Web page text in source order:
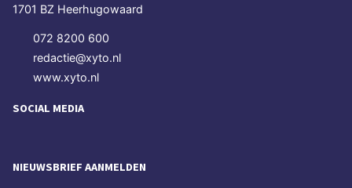
1701 BZ Heerhugowaard
072 8200 600
redactie@xyto.nl
www.xyto.nl
SOCIAL MEDIA
NIEUWSBRIEF AANMELDEN